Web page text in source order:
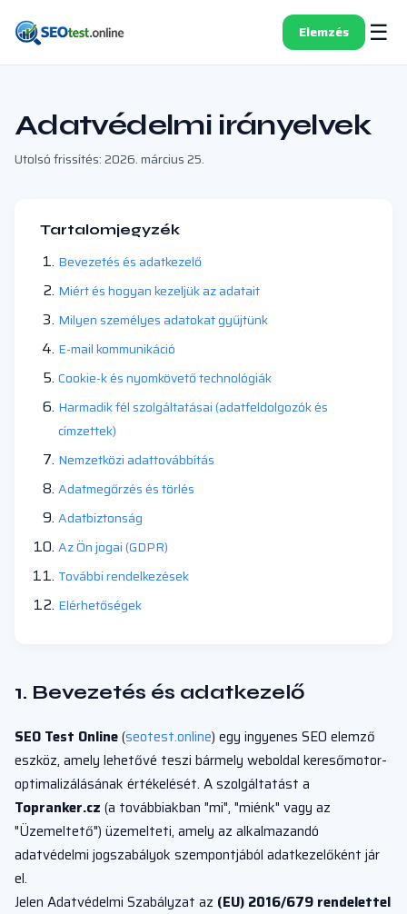
Elemzés ☰
Adatvédelmi irányelvek
Utolsó frissítés: 2026. március 25.
Tartalomjegyzék
Bevezetés és adatkezelő
Miért és hogyan kezeljük az adatait
Milyen személyes adatokat gyűjtünk
E-mail kommunikáció
Cookie-k és nyomkövető technológiák
Harmadik fél szolgáltatásai (adatfeldolgozók és
címzettek)
Nemzetközi adattovábbítás
Adatmegőrzés és törlés
Adatbiztonság
Az Ön jogai (GDPR)
További rendelkezések
Elérhetőségek
1. Bevezetés és adatkezelő
SEO Test Online(seotest.online) egy ingyenes SEO elemző
eszköz, amely lehetővé teszi bármely weboldal keresőmotor-
optimalizálásának értékelését. A szolgáltatást a
Topranker.cz (a továbbiakban "mi", "miénk" vagy az
"Üzemeltető") üzemelteti, amely az alkalmazandó
adatvédelmi jogszabályok szempontjából adatkezelőként jár
el.
Jelen Adatvédelmi Szabályzat az (EU) 2016/679 rendelettel